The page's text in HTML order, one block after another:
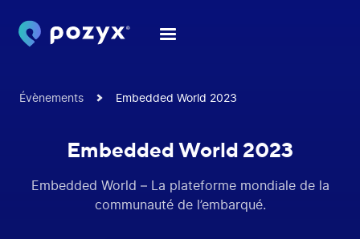
Évènements Embedded World 2023
Embedded World 2023
Embedded World – La plateforme mondiale de la
communauté de l’embarqué.